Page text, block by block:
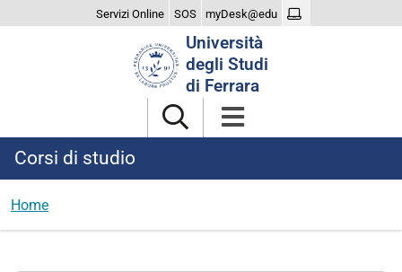
Servizi Online SOS myDesk@edu
Università
degli Studi
di Ferrara
Corsi di studio
Home